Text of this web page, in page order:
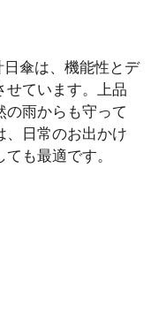
傘は、機能性とデ
せています。上品
の雨からも守って
、日常のお出かけ
も最適です。